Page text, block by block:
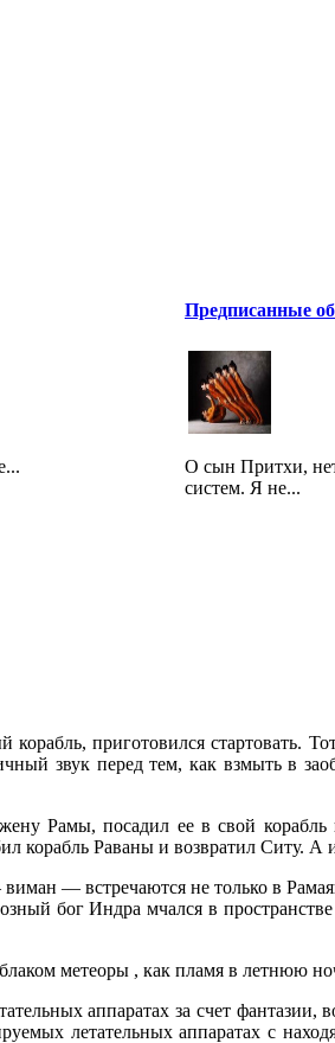
Предписанные
O сын Притхи,
систем. Я не...
корабль, приготовился
звук перед тем, как взмыть в
Рамы, посадил ее в свой
корабль Раваны и возвратил Ситу.
— встречаются не только в
бог Индра мчался в
метеоры , как пламя в летнюю
аппаратах за счет фантазии,
летательных аппаратах с